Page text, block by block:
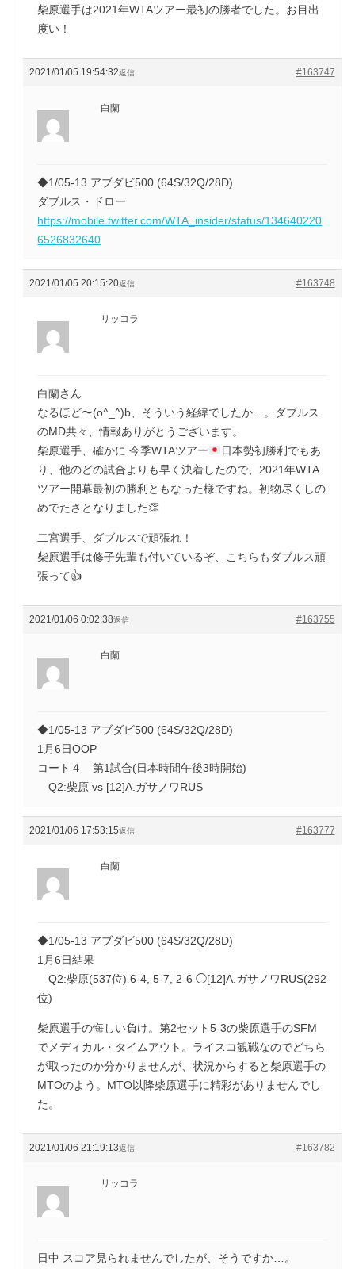
柴原選手は2021年WTAツアー最初の勝者でした。お目出
度い！
2021/01/05 19:54:32 #163747
返信
白蘭
◆1/05-13 アブダビ500 (64S/32Q/28D)
ダブルス・ドロー
https://mobile.twitter.com/WTA_insider/status/134640220
6526832640
2021/01/05 20:15:20 #163748
返信
リッコラ
白蘭さん
なるほど〜(o^_^)b、そういう経緯でしたか…。ダブルス
のMD共々、情報ありがとうございます。
柴原選手、確かに 今季WTAツアー
日本勢初勝利でもあ
り、他のどの試合よりも早く決着したので、2021年WTA
ツアー開幕最初の勝利ともなった様ですね。初物尽くしの
めでたさとなりました👏
二宮選手、ダブルスで頑張れ！
柴原選手は修子先輩も付いているぞ、こちらもダブルス頑
張って👍
2021/01/06 0:02:38 #163755
返信
白蘭
◆1/05-13 アブダビ500 (64S/32Q/28D)
1月6日OOP
コート４ 第1試合(日本時間午後3時開始)
Q2:柴原 vs [12]A.ガサノワRUS
2021/01/06 17:53:15 #163777
返信
白蘭
◆1/05-13 アブダビ500 (64S/32Q/28D)
1月6日結果
Q2:柴原(537位) 6-4, 5-7, 2-6 ◯[12]A.ガサノワRUS(292
位)
柴原選手の悔しい負け。第2セット5-3の柴原選手のSFM
でメディカル・タイムアウト。ライスコ観戦なのでどちら
が取ったのか分かりませんが、状況からすると柴原選手の
MTOのよう。MTO以降柴原選手に精彩がありませんでし
た。
2021/01/06 21:19:13 #163782
返信
リッコラ
日中 スコア見られませんでしたが、そうですか…。